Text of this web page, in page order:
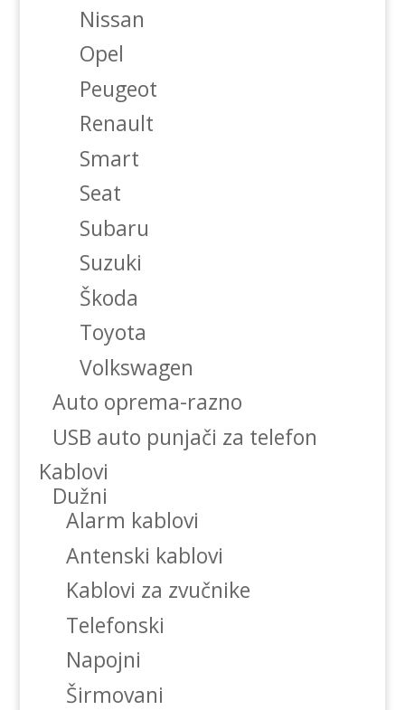
Nissan
Opel
Peugeot
Renault
Smart
Seat
Subaru
Suzuki
Škoda
Toyota
Volkswagen
Auto oprema-razno
USB auto punjači za telefon
Kablovi
Dužni
Alarm kablovi
Antenski kablovi
Kablovi za zvučnike
Telefonski
Napojni
Širmovani